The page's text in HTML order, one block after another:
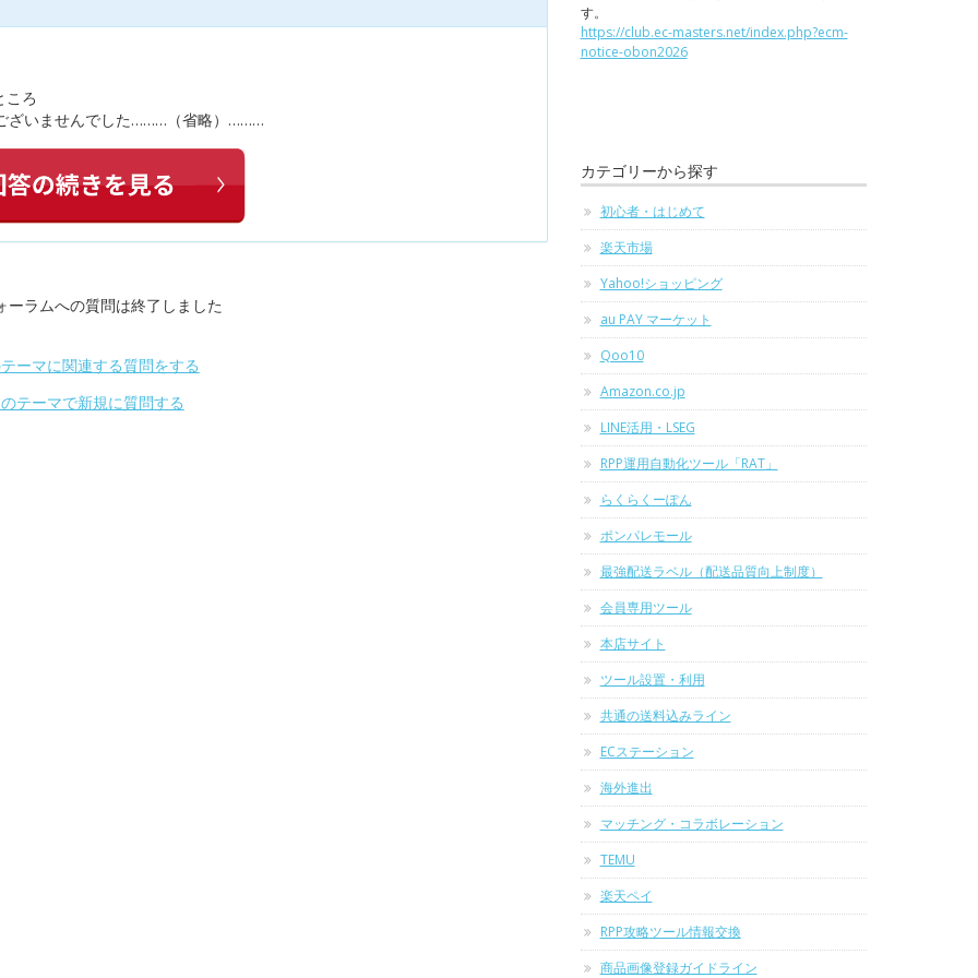
ころ
ざいませんでした………（省略）………
ーラムへの質問は終了しました
ーマに関連する質問をする
テーマで新規に質問する
す。
https://club.ec-masters.net/index.php?ecm-
notice-obon2026
カテゴリーから探す
初心者・はじめて
楽天市場
Yahoo!ショッピング
au PAY マーケット
Qoo10
Amazon.co.jp
LINE活用・LSEG
RPP運用自動化ツール「RAT」
らくらくーぽん
ポンパレモール
最強配送ラベル（配送品質向上制度）
会員専用ツール
本店サイト
ツール設置・利用
共通の送料込みライン
ECステーション
海外進出
マッチング・コラボレーション
TEMU
楽天ペイ
RPP攻略ツール情報交換
商品画像登録ガイドライン